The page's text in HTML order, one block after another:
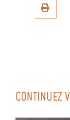
CONTINUEZ